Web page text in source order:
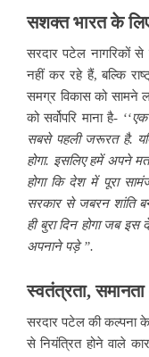
सशक्त भारत के
सरदार पटेल नागरिकों से
नहीं कर रहे हैं, बल्कि
समग्र विकास को सामने
को सर्वोपरि माना है- ‘‘
सबसे पहली जरूरत है.
होगा. इसलिए हमें अपने
होगा कि देश में पूरा
सरकार से जबरन शांति
ही बुरा दिन होगा जब
अपनाने पड़े ”.
स्वतंत्रता,
सरदार पटेल की कल्पना
से नियंत्रित होने वाले